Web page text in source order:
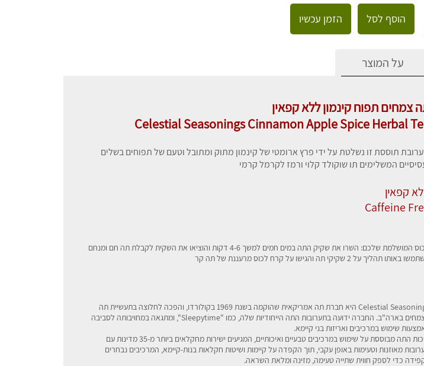
הוסף לסל הזמן עכשיו
על המוצר
צמחים תפוח קינמון ללא קפאין
Celestial Seasonings Cinnamon Apple Spice Herbal
תוססת זו נשלטת על ידי פרץ ארומטי של קינמון מתוק ומתובל וטעם של תפוחים בשלים
המשלימים תו שוקולד קלוי ורמז לקרמל קרמי
קפאין
Caffeine
המושלמת שלכם: השרו את שקיק התה במים חמים למשך 4-6 דקות והוציאו את השקית לקבלת תה חם ומנחם
באותו תהליך על 2 שקיקי תה והגישו על קרח לכוס מרעננת של תה קר
Celestial Seasonings היא חברת תה אמריקאית שהוקמה בשנת 1969 בקולורדו, והפכה לחלוצה בתעשיית תה
הצמחים בארה"ב. החברה ידועה בתערובות התה הייחודיות שלה, כמו "Sleepytime", ומתגאה במחויבותה לסביבה
שימוש במרכיבים ואריזות בני קיימא.
איכות התה מבוססת על שימוש במרכיבים טבעיים ואיכותיים, המגיעים ישירות מחקלאים ביותר מ-35 מדינות עם
מאוזנות וטעימות באופן עקבי, תוך הקפדה על קיימות ושיטות חקלאות בנות-קיימא, המרכיבים נבחרים
כדי לספק חווית שתייה טעימה, מזינה ומלאת השראה.